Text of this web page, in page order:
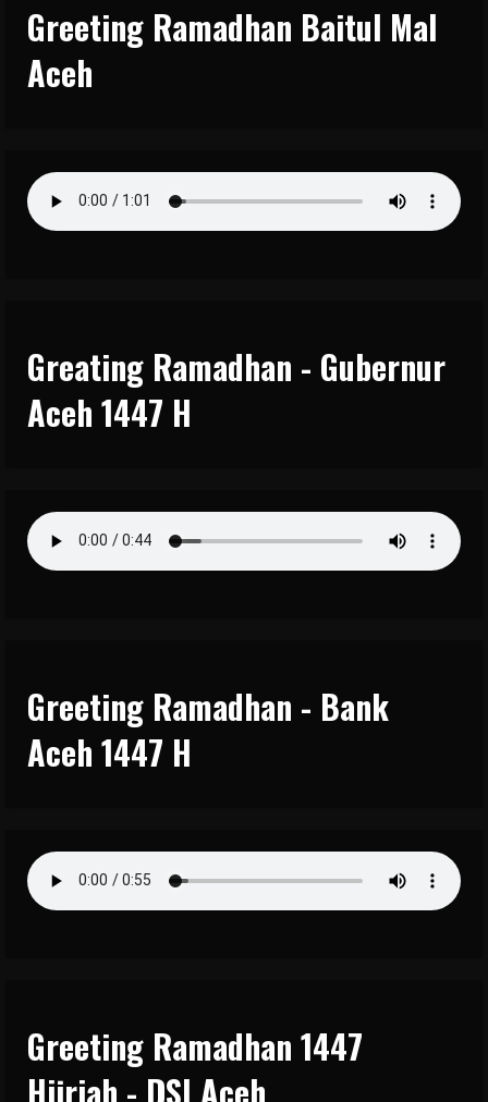
Greeting Ramadhan Baitul Mal
Aceh
Greating Ramadhan - Gubernur
Aceh 1447 H
Greeting Ramadhan - Bank
Aceh 1447 H
Greeting Ramadhan 1447
Hijriah - DSI Aceh